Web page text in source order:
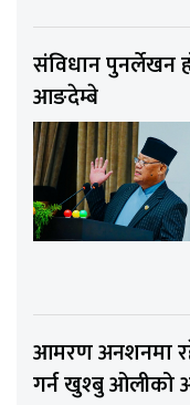
संविधान पुनर्लेखन
आङदेम्बे
आमरण अनशनमा
गर्न खुश्बु ओलीको